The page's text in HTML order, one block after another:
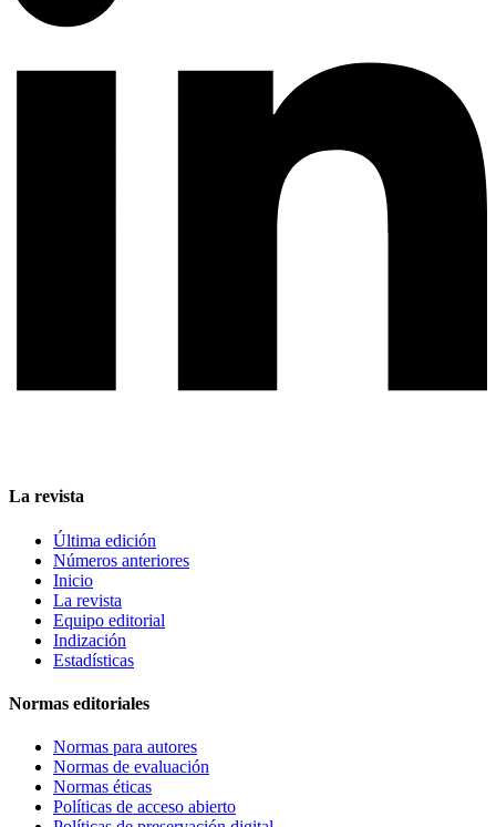
La revista
Última edición
Números anteriores
Inicio
La revista
Equipo editorial
Indización
Estadísticas
Normas editoriales
Normas para autores
Normas de evaluación
Normas éticas
Políticas de acceso abierto